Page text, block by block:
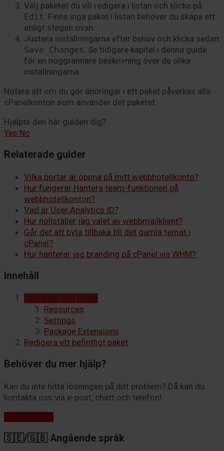
Välj paketet du vill redigera i listan och klicka på
Edit. Finns inga paket i listan behöver du skapa ett
enligt stegen ovan.
Justera inställningarna efter behov och klicka sedan
Save Changes. Se tidigare kapitel i denna guide
för en noggrannare beskrivning över de olika
inställningarna.
Notera att om du gör ändringar i ett paket påverkas alla
cPanelkonton som använder det paketet.
Hjälpte den här guiden dig?
Yes No
Relaterade guider
Vilka portar är öppna på mitt webbhotellkonto?
Hur fungerar Hantera team-funktionen på
webbhotellkonton?
Vad är User Analytics ID?
Hur nollställer jag valet av webbmailklient?
Går det att byta tillbaka till det gamla temat i
cPanel?
Hur hanterar jag branding på cPanel via WHM?
Innehåll
Resources
Settings
Package Extensions
Redigera ett befintligt paket
Behöver du mer hjälp?
Kan du inte hitta lösningen på ditt problem? Då kan du
kontakta oss via e-post, chatt och telefon!
🇸🇪/🇬🇧 Angående språk